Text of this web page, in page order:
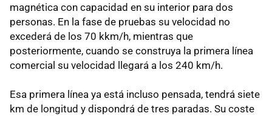
magnética con capacidad en su interior para dos
personas. En la fase de pruebas su velocidad no
excederá de los 70 kkm/h, mientras que
posteriormente, cuando se construya la primera línea
comercial su velocidad llegará a los 240 km/h.
Esa primera línea ya está incluso pensada, tendrá siete
km de longitud y dispondrá de tres paradas. Su coste